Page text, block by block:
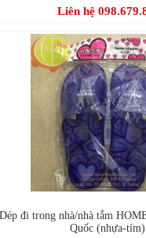
Liên hệ
Dép đi trong nhà/nhà tắm
Quốc (nhựa-tím)